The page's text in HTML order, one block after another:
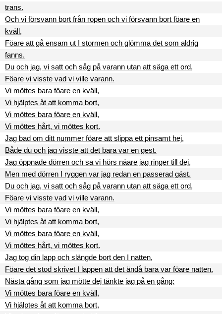
trans.
Och vi försvann bort från ropen och vi försvann bort föare en
kväll,
Föare att gå ensam ut I stormen och glömma det som aldrig
fanns.
Du och jag, vi satt och såg på varann utan att säga ett ord,
Föare vi visste vad vi ville varann.
Vi möttes bara föare en kväll,
Vi hjälptes åt att komma bort,
Vi möttes bara föare en kväll,
Vi möttes hårt, vi möttes kort.
Jag bad om ditt nummer föare att slippa ett pinsamt hej,
Både du och jag visste att det bara var en gest.
Jag öppnade dörren och sa vi hörs näare jag ringer till dej,
Men med dörren I ryggen var jag redan en passerad gäst.
Du och jag, vi satt och såg på varann utan att säga ett ord,
Föare vi visste vad vi ville varann.
Vi möttes bara föare en kväll,
Vi hjälptes åt att komma bort,
Vi möttes bara föare en kväll,
Vi möttes hårt, vi möttes kort.
Jag tog din lapp och slängde bort den I natten,
Föare det stod skrivet I lappen att det ändå bara var föare natten.
Nästa gång som jag mötte dej tänkte jag på en gång:
Vi möttes bara föare en kväll,
Vi hjälptes åt att komma bort,